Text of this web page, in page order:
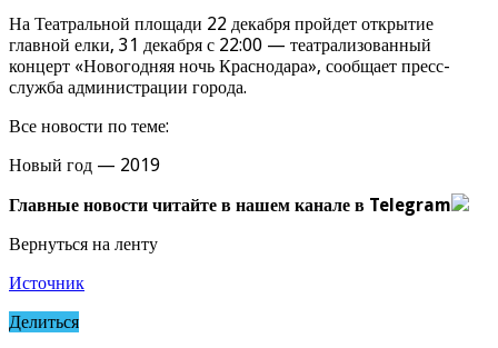
На Театральной площади 22 декабря пройдет открытие
главной елки, 31 декабря с 22:00 — театрализованный
концерт «Новогодняя ночь Краснодара», сообщает пресс-
служба администрации города.
Все новости по теме:
Новый год — 2019
Главные новости читайте в нашем канале в Telegram
Вернуться на ленту
Источник
Делиться